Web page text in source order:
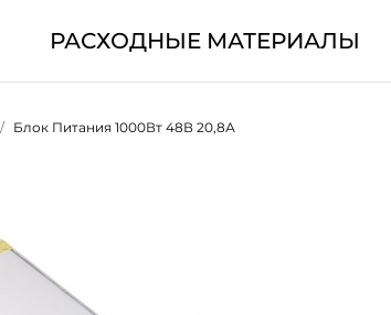
РАСХОДНЫЕ МАТЕРИАЛЫ
Блок Питания 1000Вт 48В 20,8А